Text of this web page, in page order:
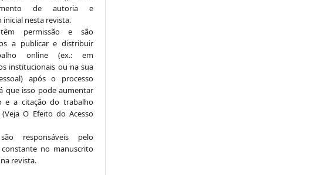
de autoria e
inicial nesta revista.
permissão e são
a publicar e distribuir
online (ex.: em
institucionais ou na sua
após o processo
que isso pode aumentar
e a citação do trabalho
O Efeito do Acesso
responsáveis pelo
no manuscrito
revista.